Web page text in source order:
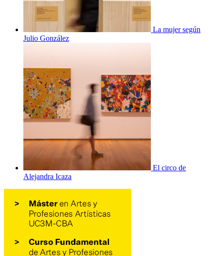
La mujer según
Julio González
El circo de
Alejandra Icaza